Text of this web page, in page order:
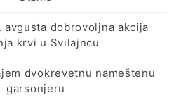
avgusta dobrovoljna akcija
krvi u Svilajncu
dvokrevetnu nameštenu
garsonjeru